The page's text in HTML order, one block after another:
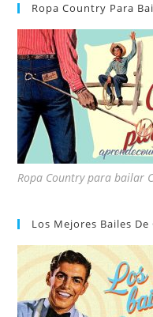
Ropa Country Para
Ropa Country para bailar
Los Mejores Bailes